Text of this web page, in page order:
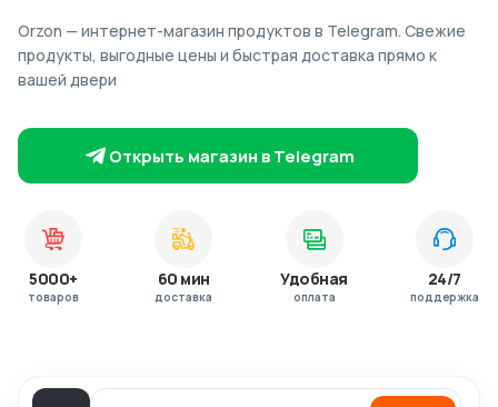
Orzon — интернет-магазин продуктов в Telegram. Свежие
продукты, выгодные цены и быстрая доставка прямо к
вашей двери
Открыть магазин в Telegram
5000+
товаров
60 мин
доставка
Удобная
оплата
24/7
поддержка